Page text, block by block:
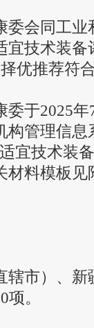
会同工业
宜技术装
优推荐符
于2025年
构管理信
宜技术装
料模板见
市）、新
。